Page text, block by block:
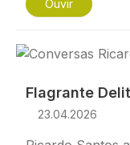
Ouvir
Imagem
Flagrante
23.04.2026